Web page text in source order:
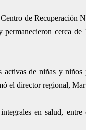
de
cerca
de niñas y
el director regional,
en salud,